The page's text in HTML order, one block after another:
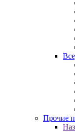
Прочие